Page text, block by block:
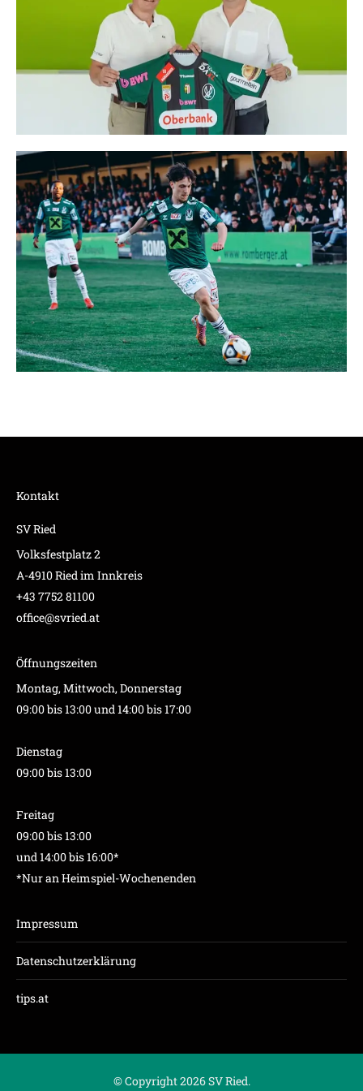
Kontakt
SV Ried
Volksfestplatz 2
A-4910 Ried im Innkreis
+43 7752 81100
office@svried.at
Öffnungszeiten
Montag, Mittwoch, Donnerstag
09:00 bis 13:00 und 14:00 bis 17:00
Dienstag
09:00 bis 13:00
Freitag
09:00 bis 13:00
und 14:00 bis 16:00*
*Nur an Heimspiel-Wochenenden
Impressum
Datenschutzerklärung
tips.at
© Copyright 2026 SV Ried.